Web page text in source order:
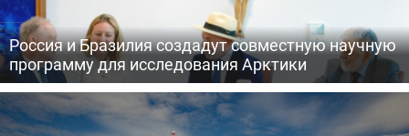
Россия и Бразилия создадут совместную научную
программу для исследования Арктики